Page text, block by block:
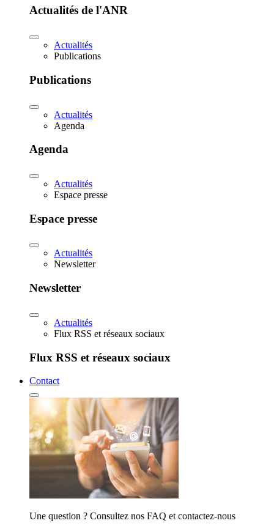
Actualités de l'ANR
Actualités
Publications
Publications
Actualités
Agenda
Agenda
Actualités
Espace presse
Espace presse
Actualités
Newsletter
Newsletter
Actualités
Flux RSS et réseaux sociaux
Flux RSS et réseaux sociaux
Contact
Une question ? Consultez nos FAQ et contactez-nous